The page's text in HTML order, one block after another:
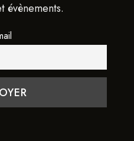
évènements.